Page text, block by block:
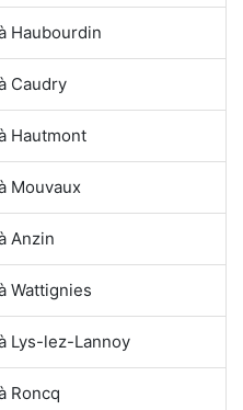
Haubourdin
Caudry
Hautmont
Mouvaux
Anzin
Wattignies
Lys-lez-Lannoy
Roncq